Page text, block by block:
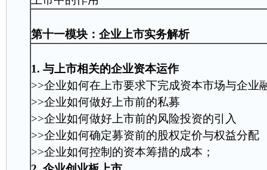
第十一模块：企业上市实务解析
1. 与上市相关的企业资本运作
>>企业如何在上市要求下完成资本市场与企业
>>企业如何做好上市前的私募
>>企业如何做好上市前的风险投资的引入
>>企业如何确定募资前的股权定价与权益分配
>>企业如何控制的资本筹措的成本；